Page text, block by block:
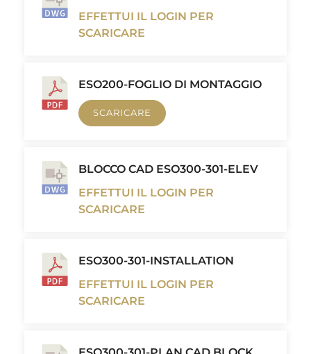
EFFETTUI IL LOGIN PER
SCARICARE
ESO200-FOGLIO DI MONTAGGIO
SCARICARE
BLOCCO CAD ESO300-301-ELEV
EFFETTUI IL LOGIN PER
SCARICARE
ESO300-301-INSTALLATION
EFFETTUI IL LOGIN PER
SCARICARE